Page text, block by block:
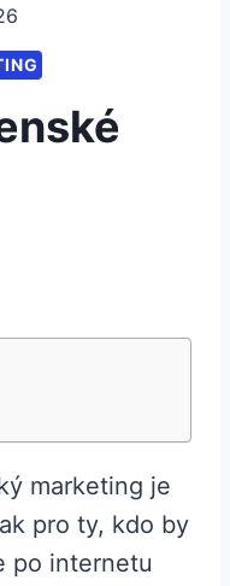
marketing je
pro ty, kdo by
po internetu